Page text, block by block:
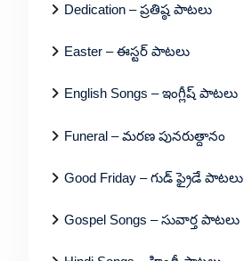
Dedication – ప్రతిష్ఠ పాటలు
Easter – ఈస్టర్ పాటలు
English Songs – ఇంగ్లీష్ పాటలు
Funeral – మరణ పునరుత్దానం
Good Friday – గుడ్ ఫ్రైడే పాటలు
Gospel Songs – సువార్త పాటలు